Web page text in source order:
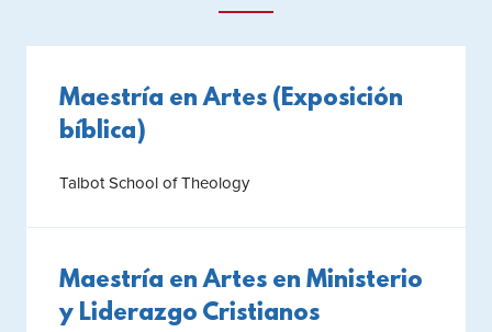
Maestría en Artes (Exposición
bíblica)
Talbot School of Theology
Maestría en Artes en Ministerio
y Liderazgo Cristianos